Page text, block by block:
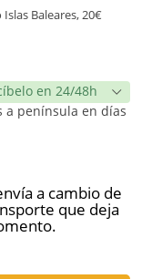
Islas Baleares, 20€
en 24/48h
a península en días
a cambio de
que deja